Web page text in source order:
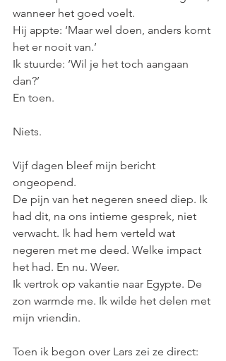
wanneer het goed voelt.
Hij appte: ‘Maar wel doen, anders komt
het er nooit van.’
Ik stuurde: ‘Wil je het toch aangaan
dan?’
En toen.
Niets.
Vijf dagen bleef mijn bericht
ongeopend.
De pijn van het negeren sneed diep. Ik
had dit, na ons intieme gesprek, niet
verwacht. Ik had hem verteld wat
negeren met me deed. Welke impact
het had. En nu. Weer.
Ik vertrok op vakantie naar Egypte. De
zon warmde me. Ik wilde het delen met
mijn vriendin.
Toen ik begon over Lars zei ze direct: